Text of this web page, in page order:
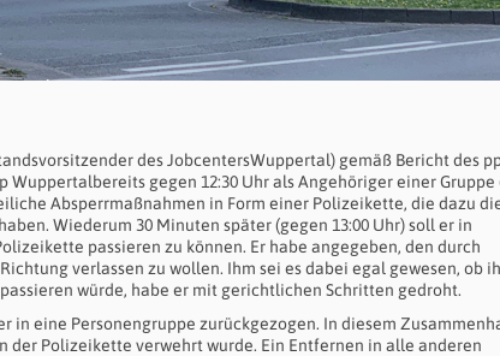
des JobcentersWuppertal) gemäß Bericht des
gegen 12:30 Uhr als Angehöriger einer Gruppe
Absperrmaßnahmen in Form einer Polizeikette, die dazu
Wiederum 30 Minuten später (gegen 13:00 Uhr) soll er in
passieren zu können. Er habe angegeben, den durch
verlassen zu wollen. Ihm sei es dabei egal gewesen, ob
würde, habe er mit gerichtlichen Schritten gedroht.
in eine Personengruppe zurückgezogen. In diesem
Polizeikette verwehrt wurde. Ein Entfernen in alle anderen